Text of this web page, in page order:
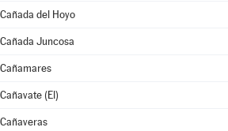
Cañada del Hoyo
Cañada Juncosa
Cañamares
Cañavate (El)
Cañaveras